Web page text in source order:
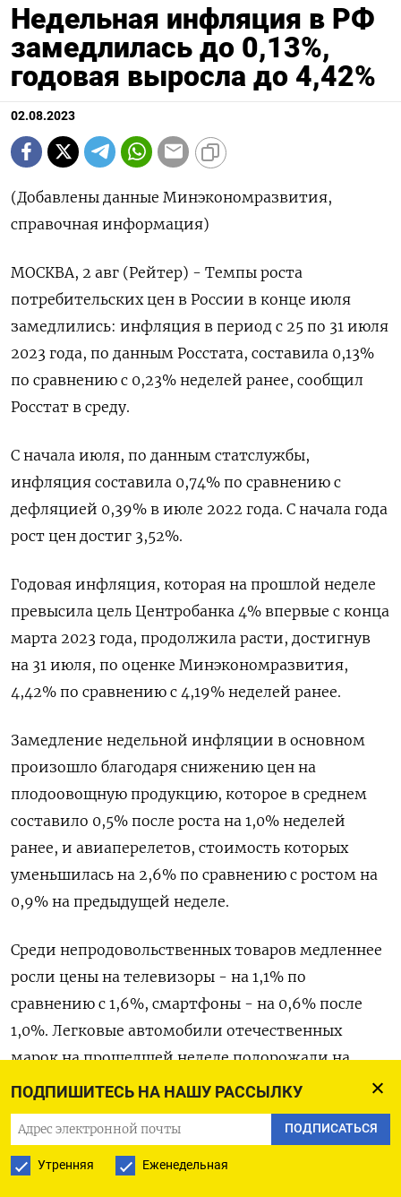
ПОДПИШИТЕСЬ НА НАШУ РАССЫЛКУ
ПОДПИСАТЬСЯ
Утренняя Еженедельная
Недельная инфляция в РФ
замедлилась до 0,13%,
годовая выросла до 4,42%
02.08.2023
(Добавлены данные Минэкономразвития,
справочная информация)
МОСКВА, 2 авг (Рейтер) - Темпы роста
потребительских цен в России в конце июля
замедлились: инфляция в период с 25 по 31 июля
2023 года, по данным Росстата, составила 0,13%
по сравнению с 0,23% неделей ранее, сообщил
Росстат в среду.
С начала июля, по данным статслужбы,
инфляция составила 0,74% по сравнению с
дефляцией 0,39% в июле 2022 года. С начала года
рост цен достиг 3,52%.
Годовая инфляция, которая на прошлой неделе
превысила цель Центробанка 4% впервые с конца
марта 2023 года, продолжила расти, достигнув
на 31 июля, по оценке Минэкономразвития,
4,42% по сравнению с 4,19% неделей ранее.
Замедление недельной инфляции в основном
произошло благодаря снижению цен на
плодоовощную продукцию, которое в среднем
составило 0,5% после роста на 1,0% неделей
ранее, и авиаперелетов, стоимость которых
уменьшилась на 2,6% по сравнению с ростом на
0,9% на предыдущей неделе.
Среди непродовольственных товаров медленнее
росли цены на телевизоры - на 1,1% по
сравнению с 1,6%, смартфоны - на 0,6% после
1,0%. Легковые автомобили отечественных
марок на прошедшей неделе подорожали на
0,7%, как и неделей ранее, цены на легковые
автомобили иностранных марок выросли на
0,5%.